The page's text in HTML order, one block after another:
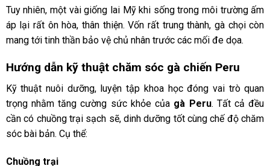
Tuy nhiên, một vài giống lai Mỹ khi sống trong môi trường ấm
áp lại rất ôn hòa, thân thiện. Vốn rất trung thành, gà chọi còn
mang tới tinh thần bảo vệ chủ nhân trước các mối đe dọa.
Hướng dẫn kỹ thuật chăm sóc gà chiến Peru
Kỹ thuật nuôi dưỡng, luyện tập khoa học đóng vai trò quan
trọng nhằm tăng cường sức khỏe của gà Peru. Tất cả đều
cần có chuồng trại sạch sẽ, dinh dưỡng tốt cùng chế độ chăm
sóc bài bản. Cụ thể:
Chuồng trại